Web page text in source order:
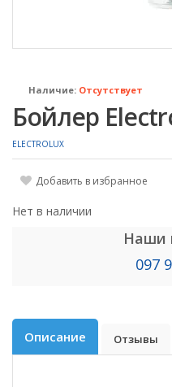
Наличие: Отсутствует
Бойлер
ELECTROLUX
Добавить в избранное
Нет в наличии
Наши
097
Описание Отзывы